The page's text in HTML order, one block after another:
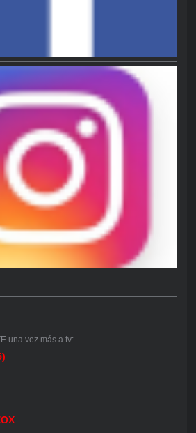
una vez más a tv: